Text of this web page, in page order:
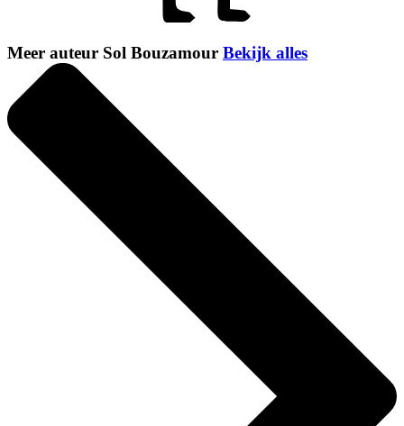
Meer auteur Sol Bouzamour Bekijk alles